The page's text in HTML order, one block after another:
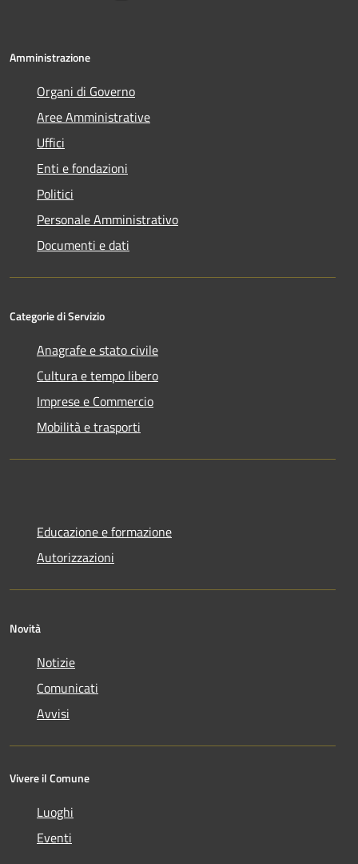
Amministrazione
Organi di Governo
Aree Amministrative
Uffici
Enti e fondazioni
Politici
Personale Amministrativo
Documenti e dati
Categorie di Servizio
Anagrafe e stato civile
Cultura e tempo libero
Imprese e Commercio
Mobilità e trasporti
Educazione e formazione
Autorizzazioni
Novità
Notizie
Comunicati
Avvisi
Vivere il Comune
Luoghi
Eventi